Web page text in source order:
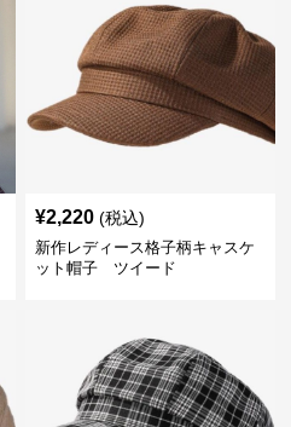
¥2,220 (税込)
新作レディース格子柄キャスケ
ット帽子 ツイード